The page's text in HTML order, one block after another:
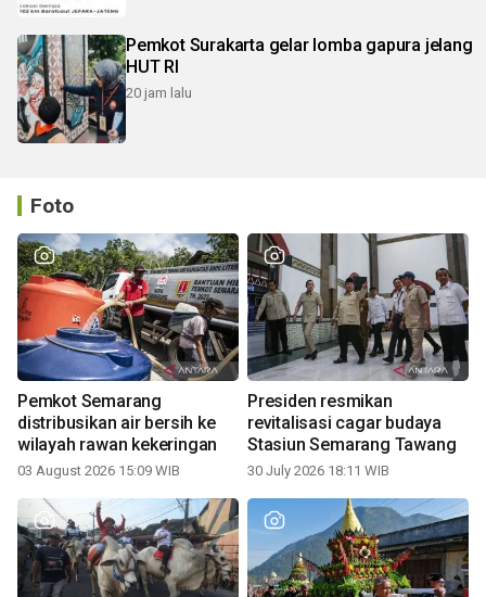
Pemkot Surakarta gelar lomba gapura jelang
HUT RI
20 jam lalu
Foto
Pemkot Semarang
distribusikan air bersih ke
wilayah rawan kekeringan
03 August 2026 15:09 WIB
Presiden resmikan
revitalisasi cagar budaya
Stasiun Semarang Tawang
30 July 2026 18:11 WIB